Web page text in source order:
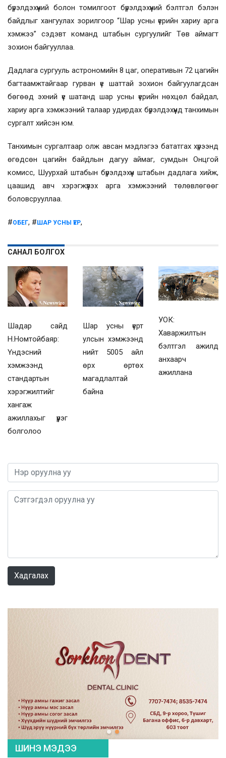
бүрэлдэхүүний болон томилгоот бүрэлдэхүүний бэлтгэл бэлэн
байдлыг хангуулах зорилгоор “Шар усны үерийн хариу арга
хэмжээ” сэдэвт команд штабын сургуулийг Төв аймагт
зохион байгууллаа.
Дадлага сургууль астрономийн 8 цаг, оперативын 72 цагийн
багтаамжтайгаар гурван үе шаттай зохион байгуулагдсан
бөгөөд эхний үе шатанд шар усны үерийн нөхцөл байдал,
хариу арга хэмжээний талаар удирдах бүрэлдэхүүнд танхимын
сургалт хийсэн юм.
Танхимын сургалтаар олж авсан мэдлэгээ бататгах хүрээнд
өгөдсөн цагийн байдлын дагуу аймаг, сумдын Онцгой
комисс, Шуурхай штабын бүрэлдэхүүн штабын дадлага хийж,
цаашид авч хэрэгжүүлэх арга хэмжээний төлөвлөгөөг
боловсрууллаа.
#ОБЕГ, # ШАР УСНЫ ҮЕР,
САНАЛ БОЛГОХ
Шадар сайд
Н.Номтойбаяр:
Үндэсний
хэмжээнд
стандартын
хэрэгжилтийг
хангаж
ажиллахыг үүрэг
болголоо
Шар усны үерт
улсын хэмжээнд
нийт 5005 айл
өрх өртөх
магадлалтай
байна
УОК:
Хаваржилтын
бэлтгэл ажилд
анхаарч
ажиллана
Хадгалах
ШИНЭ МЭДЭЭ